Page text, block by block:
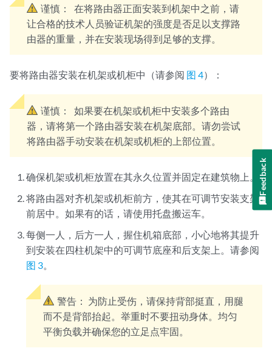
谨慎：
在将路由器正面安装到机架中之前，请
让合格的技术人员验证机架的强度是否足以支撑路
由器的重量，并在安装现场得到足够的支撑。
要将路由器安装在机架或机柜中（请参阅 图 4）：
谨慎：
如果要在机架或机柜中安装多个路由
器，请将第一个路由器安装在机架底部。请勿尝试
将路由器手动安装在机架或机柜的上部位置。
确保机架或机柜放置在其永久位置并固定在建筑物上。
将路由器对齐机架或机柜前方，使其在可调节安装支架
前居中。如果有的话，请使用托盘搬运车。
每侧一人，后方一人，握住机箱底部，小心地将其提升
到安装在四柱机架中的可调节底座和后支架上。请参阅
图 3。
警告： 为防止受伤，请保持背部挺直，用腿
而不是背部抬起。举重时不要扭动身体。均匀
平衡负载并确保您的立足点牢固。
Feedback